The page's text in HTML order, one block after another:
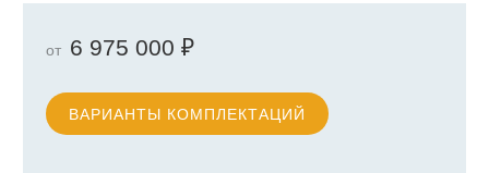
от 6 975 000 ₽
ВАРИАНТЫ КОМПЛЕКТАЦИЙ